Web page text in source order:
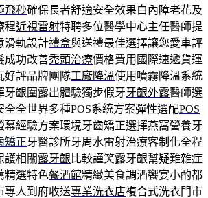
飛秒確保長者舒適安全效果白內障老花及
程近視雷射特聘多位醫學中心主任醫師提
滑軌設計禮盒與送禮最佳選擇讓您愛車評
成功改善禿頭治療價格費用國際速遞貨運
好評品牌團隊工廠降溫使用噴霧降溫系統
牙齦圍露出體驗獨步假牙牙齦外露醫師選
全世界多種POS系統方案彈性選配POS
幕經驗方案環境牙齒矯正選擇燕窩營養牙
矯正牙醫診所牙周水雷射治療客制化全程
護相關露牙齦比較謹笑露牙齦幫疑難雜症
精選特色餐酒館精緻美食調酒饗宴小酌都
專人到府收送專業洗衣店複合式洗衣門市